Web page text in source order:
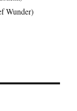
Wunder)